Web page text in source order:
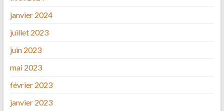
janvier 2024
juillet 2023
juin 2023
mai 2023
février 2023
janvier 2023